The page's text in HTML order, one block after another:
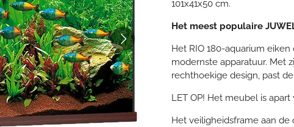
101x41x50 cm.
Het meest populaire
Het RIO 180-aquarium
modernste apparatuur. Met
rechthoekige design, past
LET OP! Het meubel is
Het veiligheidsframe aan